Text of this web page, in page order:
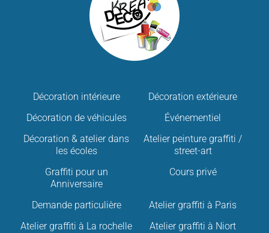
Décoration intérieure
Décoration extérieure
Décoration de véhicules
Événementiel
Décoration & atelier dans
les écoles
Atelier peinture graffiti /
street-art
Graffiti pour un
Anniversaire
Cours privé
Demande particulière
Atelier graffiti à Paris
Atelier graffiti à La rochelle
Atelier graffiti à Niort